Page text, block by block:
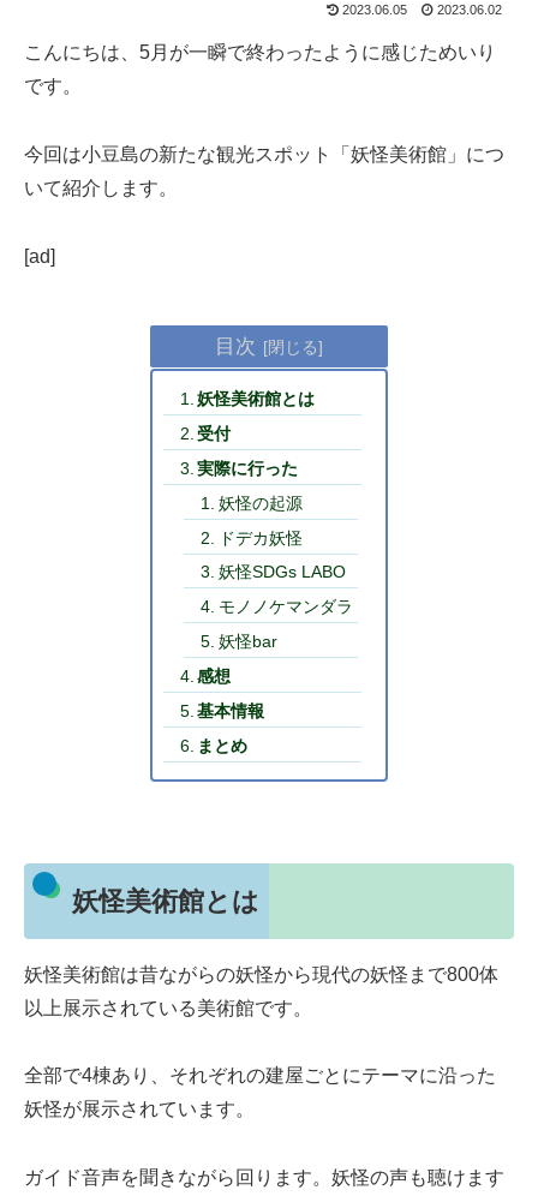
2023.06.05 2023.06.02
こんにちは、5月が一瞬で終わったように感じためいり
です。
今回は小豆島の新たな観光スポット「妖怪美術館」につ
いて紹介します。
[ad]
目次
妖怪美術館とは
受付
実際に行った
妖怪の起源
ドデカ妖怪
妖怪SDGs LABO
モノノケマンダラ
妖怪bar
感想
基本情報
まとめ
妖怪美術館とは
妖怪美術館は昔ながらの妖怪から現代の妖怪まで800体
以上展示されている美術館です。
全部で4棟あり、それぞれの建屋ごとにテーマに沿った
妖怪が展示されています。
ガイド音声を聞きながら回ります。妖怪の声も聴けます